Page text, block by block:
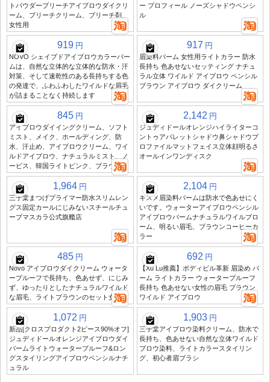
トパウダーブリーチアイブロウダイクリ
ーム、ブリーチクリーム、ブリーチ剤、
女性用
ー プロフィール ノーズシャドウペンシ
ル
919 円
NOVO シェイプドアイブロウカラーバー
ムは、自然な立体的な立体的な防水・汗
対策、そして速乾性のある長持ちする色
の発達で、ふわふわしたワイルドな眉毛
が詰まることなく持続します
917 円
眉染料バーム 女性用ライトカラー 防水
長持ち 色あせないセッティング ナチュ
ラル立体 ワイルド アイブロウ ペンシル
ブラウン アイブロウ ダイクリーム
845 円
アイブロウダイイングクリーム、ソフト
ミスト、メイク、ホールディング、防
水、汗止め、アイブロウクリーム、ワイ
ルドアイブロウ、ナチュラルミスト、ノ
ービス、韓国ライトピンク、ブラウン
2,142 円
ジュディドールオレンジハイライターコ
ントゥアパレットシャドウ鼻シャドウプ
ロファイルマットフェイス立体顔明るさ
オールインワンディスク
1,964 円
三子棠まつげプライマー防水スリムレン
グス固定カールにじみないスチールチュ
ーブマスカラ公式旗艦店
2,104 円
キスメ眉染料バームは防水で色あせにく
いです。ウォーターアイブロウペンシル
アイブロウバームナチュラルワイルブロ
ーム、明るい眉毛、ブラウンコーヒーカ
ラー
485 円
Novo アイブロウダイクリーム ウォータ
ープルーフで長持ち、色あせず、にじみ
ず、ゆったりとしたナチュラルワイルド
な眉毛、ライトブラウンのセット女性
692 円
【Xu Lu推薦】ボディビル革新 眉染め バ
ーム ライトカラー ウォータープルーフ
長持ち 色あせない女性の眉毛 ブラウン
ワイルド アイブロウ
1,072 円
新品[クロスプロダクト2ピース90%オフ]
ジュディドールオレンジアイブロウダイ
バームライトウォータープルーフ&ロン
グスタイリングアイブロウペンシルナチ
ュラル
1,903 円
三子棠アイブロウ染料クリーム、防水で
長持ち、色あせない自然な立体ワイルド
ブロウ染料、ライトカラースタイリン
グ、初心者眉ブラシ